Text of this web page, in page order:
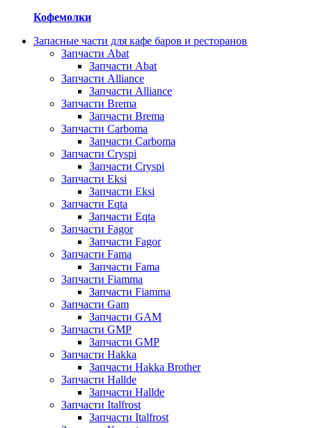
Кофемолки
Запасные части для кафе баров и ресторанов
Запчасти Abat
Запчасти Abat
Запчасти Alliance
Запчасти Alliance
Запчасти Brema
Запчасти Brema
Запчасти Carboma
Запчасти Carboma
Запчасти Cryspi
Запчасти Cryspi
Запчасти Eksi
Запчасти Eksi
Запчасти Eqta
Запчасти Eqta
Запчасти Fagor
Запчасти Fagor
Запчасти Fama
Запчасти Fama
Запчасти Fiamma
Запчасти Fiamma
Запчасти Gam
Запчасти GAM
Запчасти GMP
Запчасти GMP
Запчасти Hakka
Запчасти Hakka Brother
Запчасти Hallde
Запчасти Hallde
Запчасти Italfrost
Запчасти Italfrost